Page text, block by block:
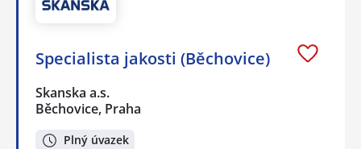
Specialista jakosti (Běchovice)
Skanska a.s.
Běchovice, Praha
Plný úvazek